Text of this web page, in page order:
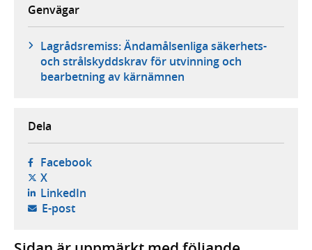
Genvägar
Lagrådsremiss: Ändamålsenliga säkerhets-
och strålskyddskrav för utvinning och
bearbetning av kärnämnen
Dela
Facebook- öppnas i ny flik, extern webbplats,
X- öppnas i ny flik, extern webbplats,
LinkedIn- öppnas i ny flik, extern webbplats,
E-post- öppnar din e-postklient,